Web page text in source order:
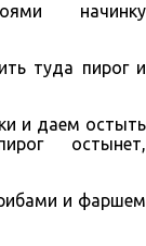
начинку
туда пирог и
и даем остыть
остынет,
и фаршем